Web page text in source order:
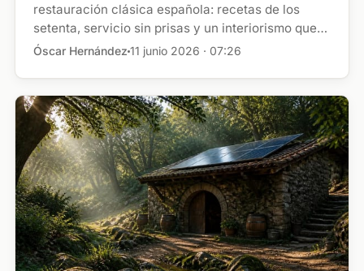
restauración clásica española: recetas de los
setenta, servicio sin prisas y un interiorismo que
desafía al […]
Óscar Hernández 11 junio 2026 · 07:26